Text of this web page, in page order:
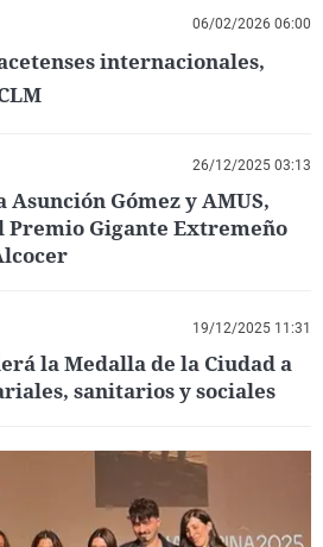
06/02/2026 06:00
internacionales,
26/12/2025 03:13
Gómez y AMUS,
Premio Gigante Extremeño
19/12/2025 11:31
la Medalla de la Ciudad a
sanitarios y sociales